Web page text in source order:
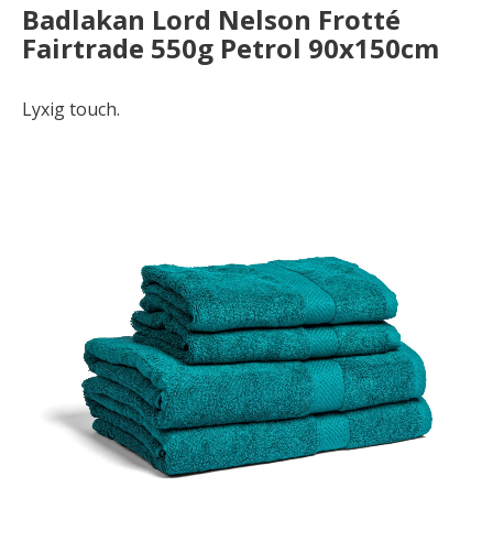
Badlakan Lord Nelson Frotté
Fairtrade 550g Petrol 90x150cm
Lyxig touch.